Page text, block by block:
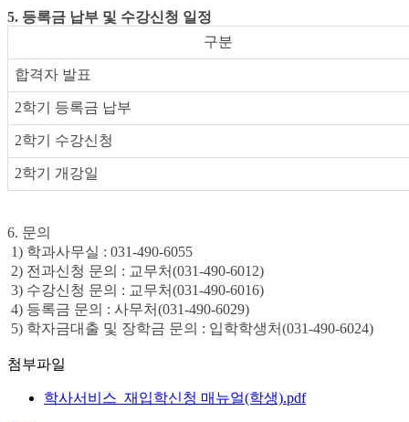
5. 등록금 납부 및 수강신청 일정
구분
합격자 발표
2학기 등록금 납부
2학기 수강신청
2학기 개강일
6. 문의
1) 학과사무실 : 031-490-6055
2) 전과신청 문의 : 교무처(031-490-6012)
3) 수강신청 문의 : 교무처(031-490-6016)
4) 등록금 문의 : 사무처(031-490-6029)
5) 학자금대출 및 장학금 문의 : 입학학생처(031-490-6024)
첨부파일
학사서비스_재입학신청 매뉴얼(학생).pdf